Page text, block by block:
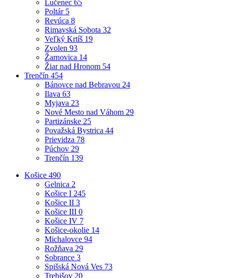
Lučenec 65
Poltár 5
Revúca 8
Rimavská Sobota 32
Veľký Krtíš 19
Zvolen 93
Žarnovica 14
Žiar nad Hronom 54
Trenčín 454
Bánovce nad Bebravou 24
Ilava 63
Myjava 23
Nové Mesto nad Váhom 29
Partizánske 25
Považská Bystrica 44
Prievidza 78
Púchov 29
Trenčín 139
Košice 490
Gelnica 2
Košice I 245
Košice II 3
Košice III 0
Košice IV 7
Košice-okolie 14
Michalovce 94
Rožňava 29
Sobrance 3
Spišská Nová Ves 73
Trebišov 20